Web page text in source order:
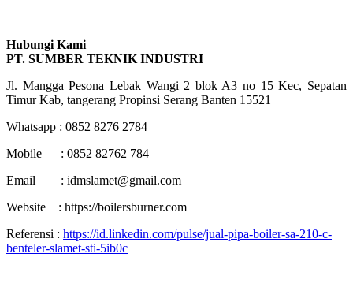
Hubungi Kami
PT. SUMBER TEKNIK INDUSTRI
Jl. Mangga Pesona Lebak Wangi 2 blok A3 no 15 Kec, Sepatan
Timur Kab, tangerang Propinsi Serang Banten 15521
Whatsapp : 0852 8276 2784
Mobile : 0852 82762 784
Email : idmslamet@gmail.com
Website : https://boilersburner.com
Referensi : https://id.linkedin.com/pulse/jual-pipa-boiler-sa-210-c-
benteler-slamet-sti-5ib0c